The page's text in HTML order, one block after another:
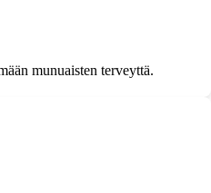
munuaisten terveyttä.